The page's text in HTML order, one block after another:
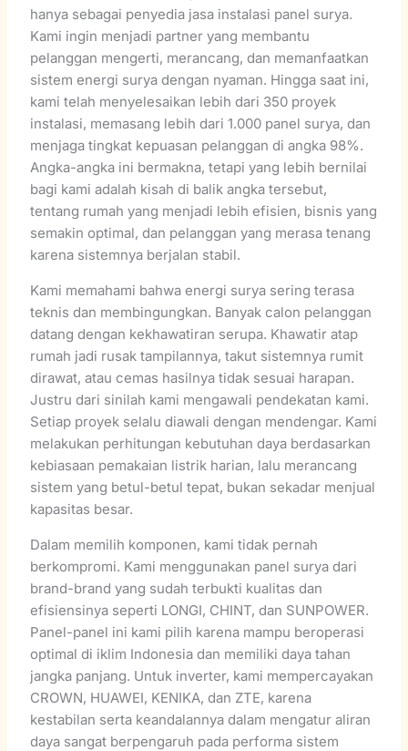
hanya sebagai penyedia jasa instalasi panel surya.
Kami ingin menjadi partner yang membantu
pelanggan mengerti, merancang, dan memanfaatkan
sistem energi surya dengan nyaman. Hingga saat ini,
kami telah menyelesaikan lebih dari 350 proyek
instalasi, memasang lebih dari 1.000 panel surya, dan
menjaga tingkat kepuasan pelanggan di angka 98%.
Angka-angka ini bermakna, tetapi yang lebih bernilai
bagi kami adalah kisah di balik angka tersebut,
tentang rumah yang menjadi lebih efisien, bisnis yang
semakin optimal, dan pelanggan yang merasa tenang
karena sistemnya berjalan stabil.
Kami memahami bahwa energi surya sering terasa
teknis dan membingungkan. Banyak calon pelanggan
datang dengan kekhawatiran serupa. Khawatir atap
rumah jadi rusak tampilannya, takut sistemnya rumit
dirawat, atau cemas hasilnya tidak sesuai harapan.
Justru dari sinilah kami mengawali pendekatan kami.
Setiap proyek selalu diawali dengan mendengar. Kami
melakukan perhitungan kebutuhan daya berdasarkan
kebiasaan pemakaian listrik harian, lalu merancang
sistem yang betul-betul tepat, bukan sekadar menjual
kapasitas besar.
Dalam memilih komponen, kami tidak pernah
berkompromi. Kami menggunakan panel surya dari
brand-brand yang sudah terbukti kualitas dan
efisiensinya seperti LONGI, CHINT, dan SUNPOWER.
Panel-panel ini kami pilih karena mampu beroperasi
optimal di iklim Indonesia dan memiliki daya tahan
jangka panjang. Untuk inverter, kami mempercayakan
CROWN, HUAWEI, KENIKA, dan ZTE, karena
kestabilan serta keandalannya dalam mengatur aliran
daya sangat berpengaruh pada performa sistem